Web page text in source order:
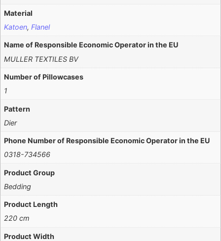
Material
Katoen, Flanel
Name of Responsible Economic Operator in the EU
MULLER TEXTILES BV
Number of Pillowcases
1
Pattern
Dier
Phone Number of Responsible Economic Operator in the EU
0318-734566
Product Group
Bedding
Product Length
220 cm
Product Width